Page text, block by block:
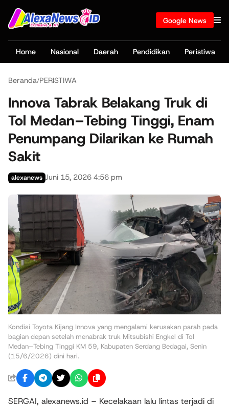
Google News
Home Nasional Daerah Pendidikan Peristiwa
Beranda/PERISTIWA
Innova Tabrak Belakang Truk di
Tol Medan–Tebing Tinggi, Enam
Penumpang Dilarikan ke Rumah
Sakit
alexanews Juni 15, 2026 4:56 pm
Kondisi Toyota Kijang Innova yang mengalami kerusakan parah pada
bagian depan setelah menabrak truk Mitsubishi Engkel di Tol
Medan–Tebing Tinggi KM 59, Kabupaten Serdang Bedagai, Senin
(15/6/2026) dini hari.
SERGAI, alexanews.id – Kecelakaan lalu lintas terjadi di